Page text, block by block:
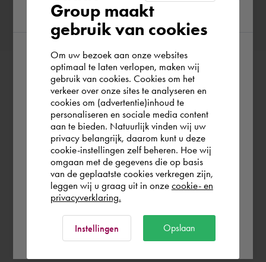
region
According to us you are situated in Rest of
the world. Please confirm in which country
you wish to shop.
Deutschland
Rest of the world
Group maakt
gebruik van cookies
Om uw bezoek aan onze websites
optimaal te laten verlopen, maken wij
gebruik van cookies. Cookies om het
verkeer over onze sites te analyseren en
cookies om (advertentie)inhoud te
personaliseren en sociale media content
aan te bieden. Natuurlijk vinden wij uw
privacy belangrijk, daarom kunt u deze
cookie-instellingen zelf beheren. Hoe wij
omgaan met de gegevens die op basis
van de geplaatste cookies verkregen zijn,
leggen wij u graag uit in onze cookie- en
privacyverklaring.
Instellingen Opslaan